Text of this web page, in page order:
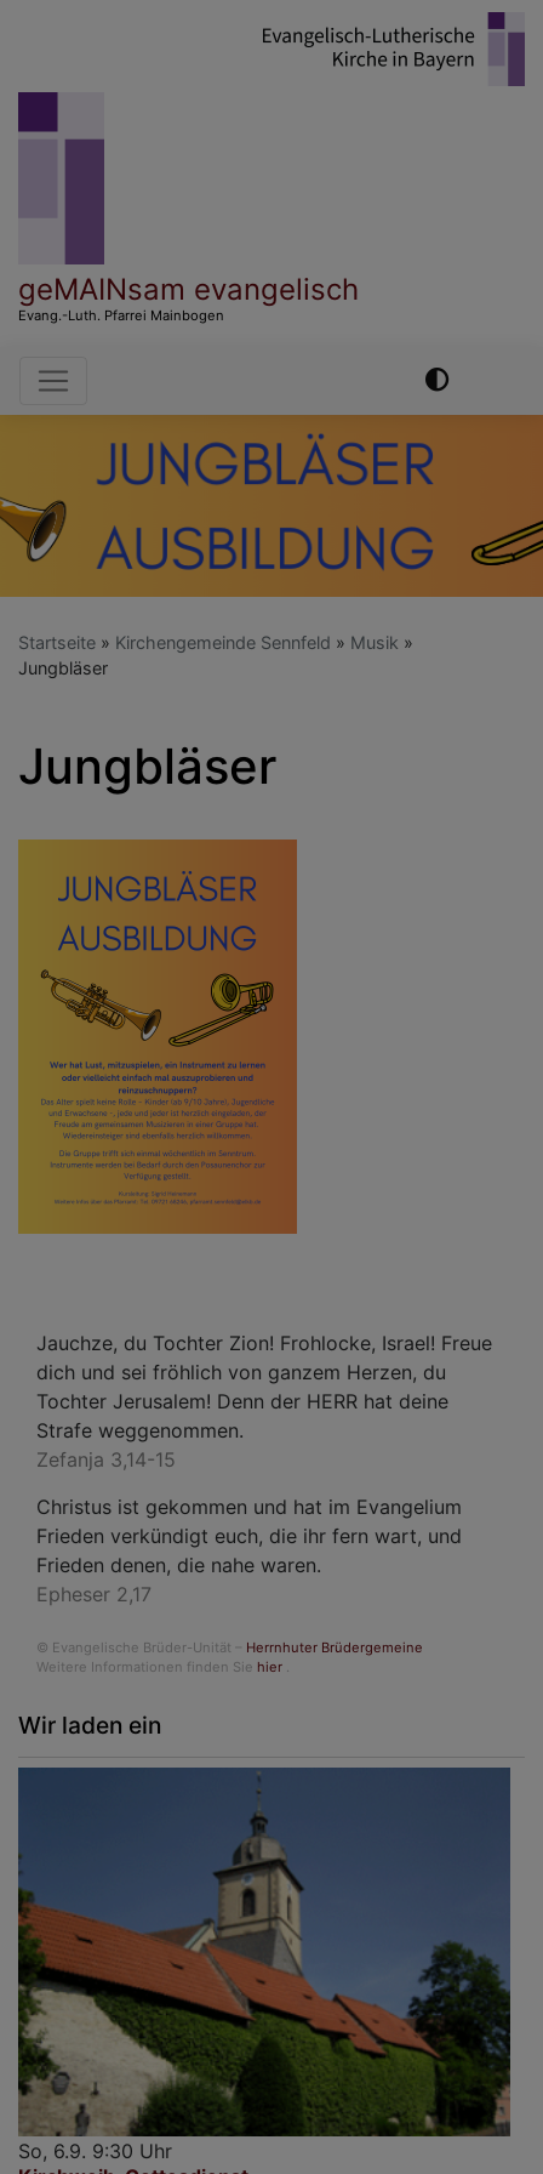
geMAINsam evangelisch
Evang.-Luth. Pfarrei Mainbogen
Hauptnavigation
Startseite Kirchengemeinde Sennfeld
Musik
Jungbläser
Jungbläser
Jauchze, du Tochter Zion! Frohlocke, Israel! Freue
dich und sei fröhlich von ganzem Herzen, du
Tochter Jerusalem! Denn der HERR hat deine
Strafe weggenommen.
Zefanja 3,14-15
Christus ist gekommen und hat im Evangelium
Frieden verkündigt euch, die ihr fern wart, und
Frieden denen, die nahe waren.
Epheser 2,17
© Evangelische Brüder-Unität – Herrnhuter Brüdergemeine
Weitere Informationen finden Sie hier
Wir laden ein
So, 6.9. 9:30 Uhr